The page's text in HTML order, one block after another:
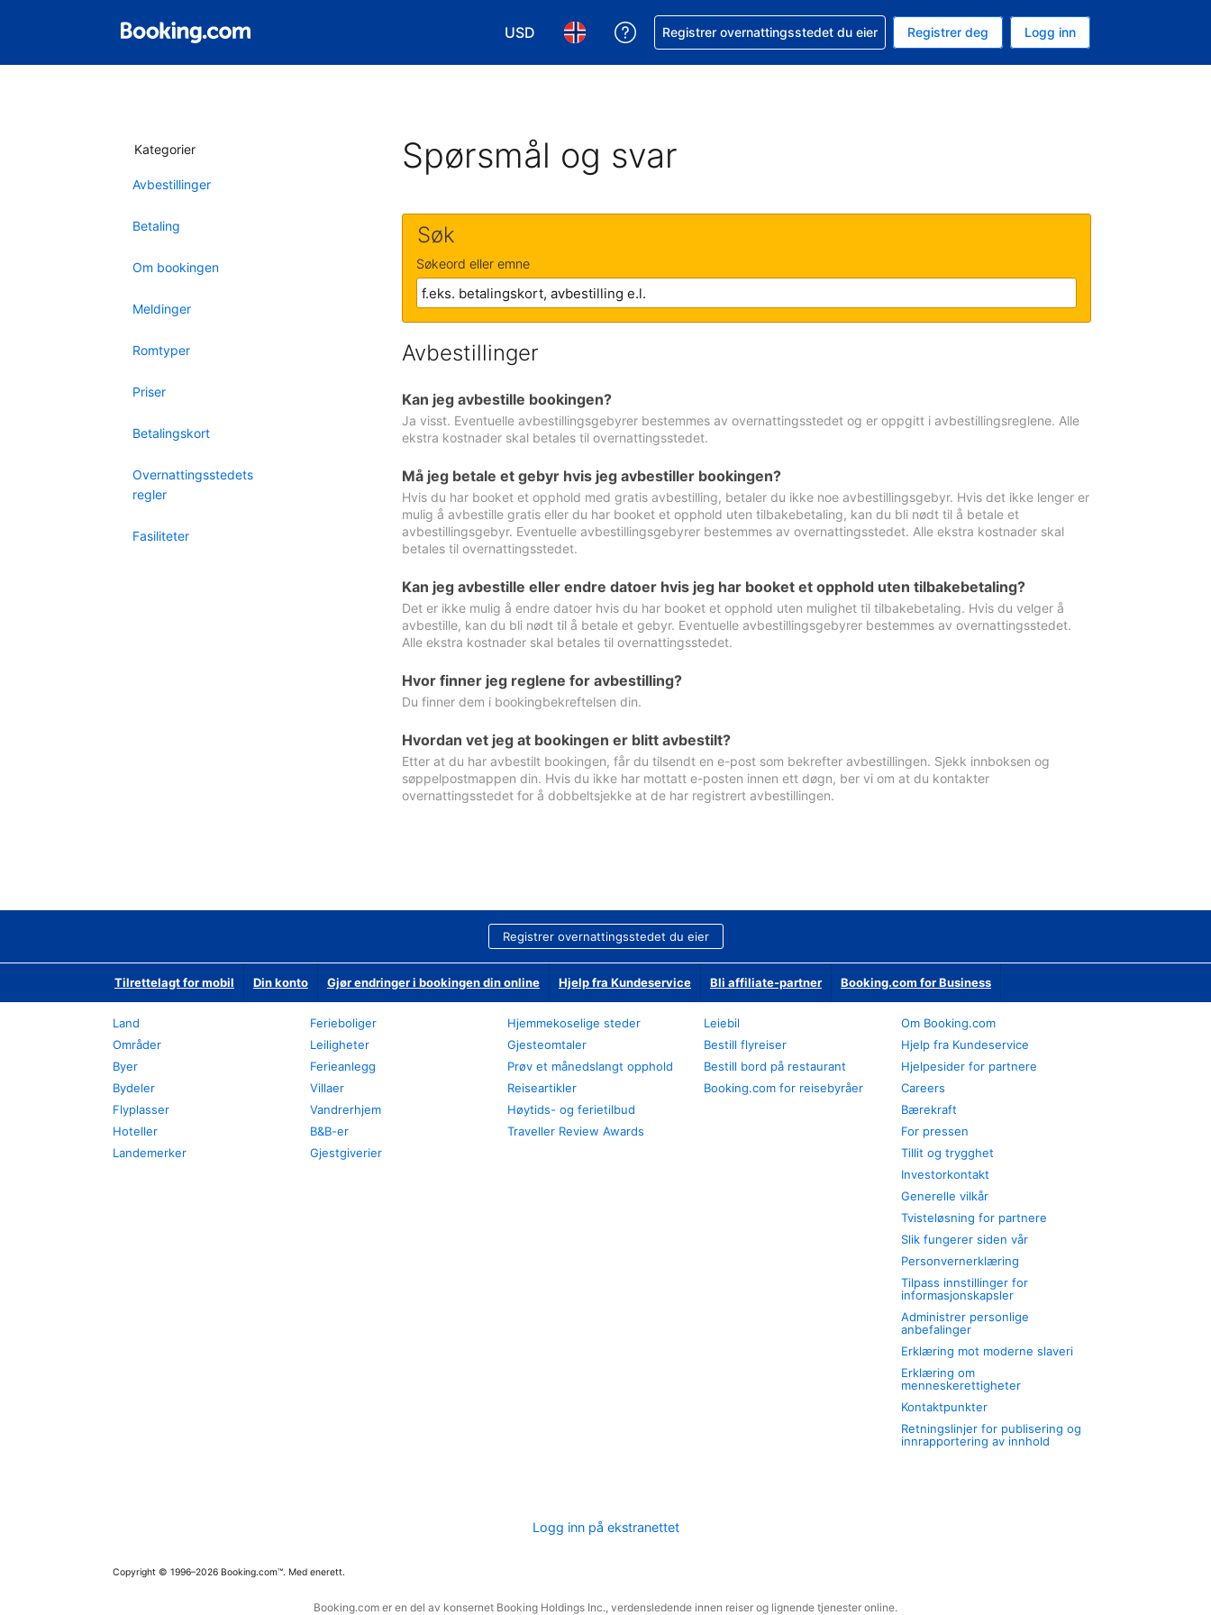
USD
Velg valuta. Du har valgt Amerikansk dollar som valuta
Velg språk. Du har valgt Norsk som språk
Få hjelp med bookingen din
Registrer overnattingsstedet du eier Registrer deg Logg inn
Kategorier
Avbestillinger
Betaling
Om bookingen
Meldinger
Romtyper
Priser
Betalingskort
Overnattingsstedets
regler
Fasiliteter
Spørsmål og svar
Søk
Søkeord eller emne
Avbestillinger
Kan jeg avbestille bookingen?
Ja visst. Eventuelle avbestillingsgebyrer bestemmes av overnattingsstedet og er oppgitt i avbestillingsreglene. Alle
ekstra kostnader skal betales til overnattingsstedet.
Må jeg betale et gebyr hvis jeg avbestiller bookingen?
Hvis du har booket et opphold med gratis avbestilling, betaler du ikke noe avbestillingsgebyr. Hvis det ikke lenger er
mulig å avbestille gratis eller du har booket et opphold uten tilbakebetaling, kan du bli nødt til å betale et
avbestillingsgebyr. Eventuelle avbestillingsgebyrer bestemmes av overnattingsstedet. Alle ekstra kostnader skal
betales til overnattingsstedet.
Kan jeg avbestille eller endre datoer hvis jeg har booket et opphold uten tilbakebetaling?
Det er ikke mulig å endre datoer hvis du har booket et opphold uten mulighet til tilbakebetaling. Hvis du velger å
avbestille, kan du bli nødt til å betale et gebyr. Eventuelle avbestillingsgebyrer bestemmes av overnattingsstedet.
Alle ekstra kostnader skal betales til overnattingsstedet.
Hvor finner jeg reglene for avbestilling?
Du finner dem i bookingbekreftelsen din.
Hvordan vet jeg at bookingen er blitt avbestilt?
Etter at du har avbestilt bookingen, får du tilsendt en e-post som bekrefter avbestillingen. Sjekk innboksen og
søppelpostmappen din. Hvis du ikke har mottatt e-posten innen ett døgn, ber vi om at du kontakter
overnattingsstedet for å dobbeltsjekke at de har registrert avbestillingen.
Registrer overnattingsstedet du eier
Tilrettelagt for mobil Din konto Gjør endringer i bookingen din online Hjelp fra Kundeservice Bli affiliate-partner Booking.com for Business
Land
Områder
Byer
Bydeler
Flyplasser
Hoteller
Landemerker
Ferieboliger
Leiligheter
Ferieanlegg
Villaer
Vandrerhjem
B&B-er
Gjestgiverier
Hjemmekoselige steder
Gjesteomtaler
Prøv et månedslangt opphold
Reiseartikler
Høytids- og ferietilbud
Traveller Review Awards
Leiebil
Bestill flyreiser
Bestill bord på restaurant
Booking.com for reisebyråer
Om Booking.com
Hjelp fra Kundeservice
Hjelpesider for partnere
Careers
Bærekraft
For pressen
Tillit og trygghet
Investorkontakt
Generelle vilkår
Tvisteløsning for partnere
Slik fungerer siden vår
Personvernerklæring
Tilpass innstillinger for
informasjonskapsler
Administrer personlige
anbefalinger
Erklæring mot moderne slaveri
Erklæring om
menneskerettigheter
Kontaktpunkter
Retningslinjer for publisering og
innrapportering av innhold
Logg inn på ekstranettet
Copyright © 1996–2026 Booking.com™. Med enerett.
Booking.com er en del av konsernet Booking Holdings Inc., verdensledende innen reiser og lignende tjenester online.